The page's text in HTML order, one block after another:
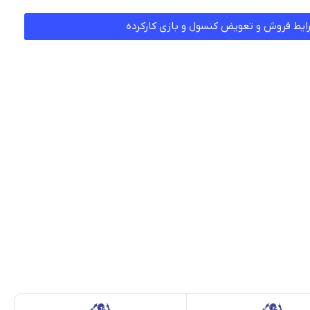
فروش و تعویض کنسول و بازی کارکرده